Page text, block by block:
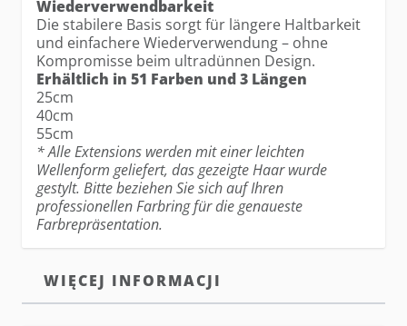
Wiederverwendbarkeit
Die stabilere Basis sorgt für längere Haltbarkeit
und einfachere Wiederverwendung – ohne
Kompromisse beim ultradünnen Design.
Erhältlich in 51 Farben und 3 Längen
25cm
40cm
55cm
* Alle Extensions werden mit einer leichten
Wellenform geliefert, das gezeigte Haar wurde
gestylt. Bitte beziehen Sie sich auf Ihren
professionellen Farbring für die genaueste
Farbrepräsentation.
WIĘCEJ INFORMACJI